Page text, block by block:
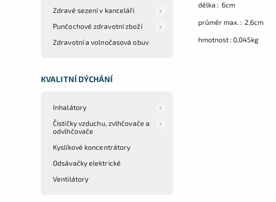
Zdravé sezení v kanceláři
Punčochové zdravotní zboží
Zdravotní a volnočasová obuv
KVALITNÍ DÝCHÁNÍ
Inhalátory
Čističky vzduchu, zvlhčovače a
odvlhčovače
Kyslíkové koncentrátory
Odsávačky elektrické
Ventilátory
délka : 6cm
průměr max. : 2,6cm
hmotnost : 0,045kg